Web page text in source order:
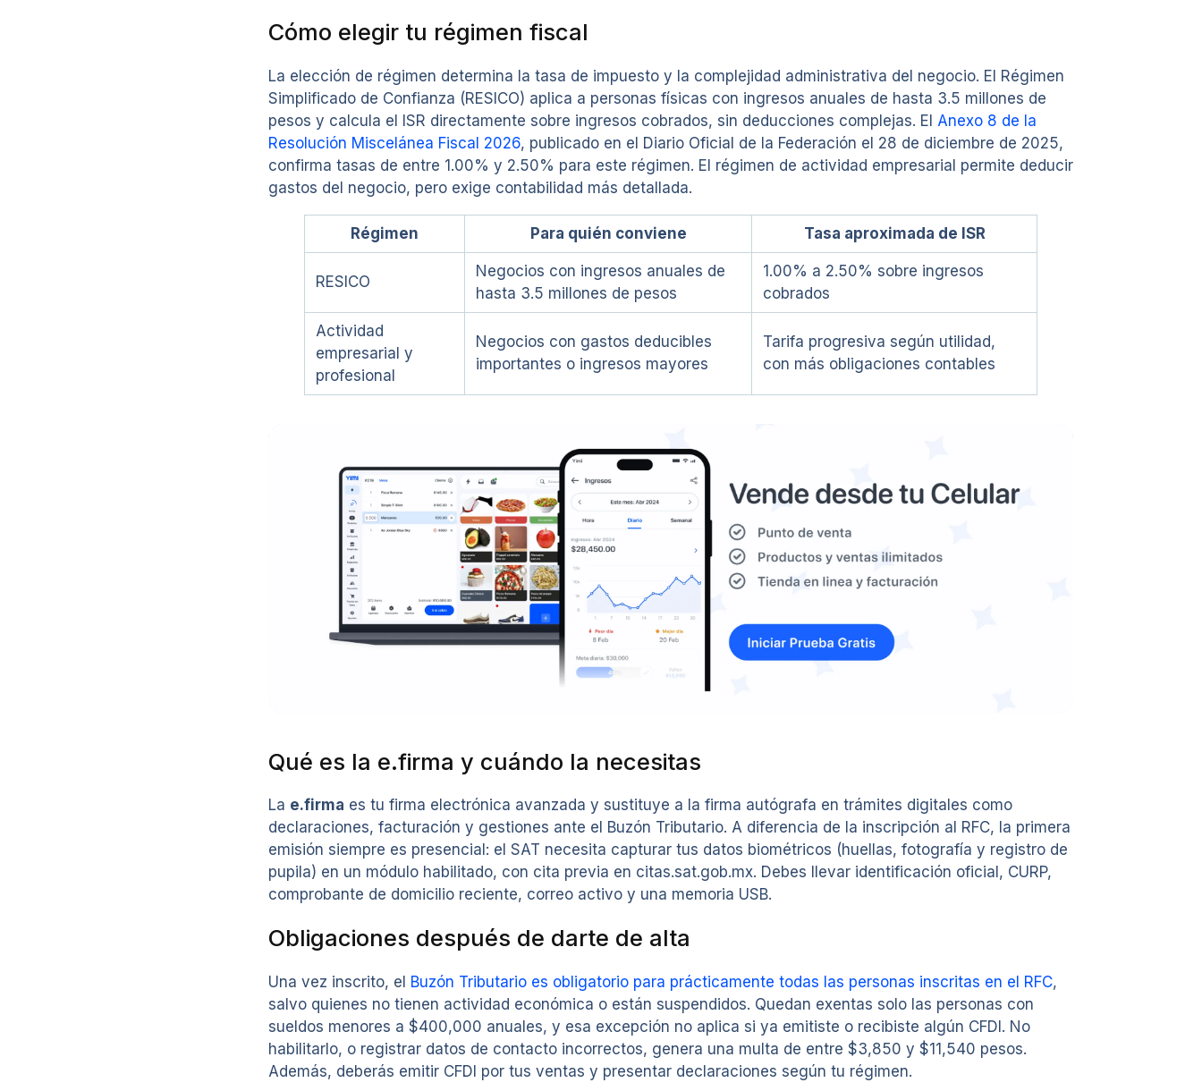
Cómo elegir tu régimen fiscal
La elección de régimen determina la tasa de impuesto y la complejidad administrativa del negocio. El Régimen
Simplificado de Confianza (RESICO) aplica a personas físicas con ingresos anuales de hasta 3.5 millones de
pesos y calcula el ISR directamente sobre ingresos cobrados, sin deducciones complejas. El Anexo 8 de la
Resolución Miscelánea Fiscal 2026, publicado en el Diario Oficial de la Federación el 28 de diciembre de 2025,
confirma tasas de entre 1.00% y 2.50% para este régimen. El régimen de actividad empresarial permite deducir
gastos del negocio, pero exige contabilidad más detallada.
Régimen Para quién conviene Tasa aproximada de ISR
RESICO
Negocios con ingresos anuales de
hasta 3.5 millones de pesos
1.00% a 2.50% sobre ingresos
cobrados
Actividad
empresarial y
profesional
Negocios con gastos deducibles
importantes o ingresos mayores
Tarifa progresiva según utilidad,
con más obligaciones contables
Qué es la e.firma y cuándo la necesitas
La e.firma es tu firma electrónica avanzada y sustituye a la firma autógrafa en trámites digitales como
declaraciones, facturación y gestiones ante el Buzón Tributario. A diferencia de la inscripción al RFC, la primera
emisión siempre es presencial: el SAT necesita capturar tus datos biométricos (huellas, fotografía y registro de
pupila) en un módulo habilitado, con cita previa en citas.sat.gob.mx. Debes llevar identificación oficial, CURP,
comprobante de domicilio reciente, correo activo y una memoria USB.
Obligaciones después de darte de alta
Una vez inscrito, el Buzón Tributario es obligatorio para prácticamente todas las personas inscritas en el RFC,
salvo quienes no tienen actividad económica o están suspendidos. Quedan exentas solo las personas con
sueldos menores a $400,000 anuales, y esa excepción no aplica si ya emitiste o recibiste algún CFDI. No
habilitarlo, o registrar datos de contacto incorrectos, genera una multa de entre $3,850 y $11,540 pesos.
Además, deberás emitir CFDI por tus ventas y presentar declaraciones según tu régimen.